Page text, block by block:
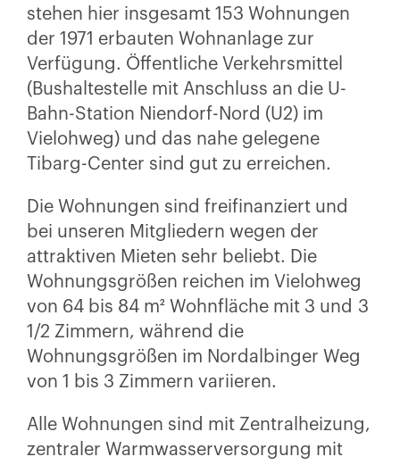
stehen hier insgesamt 153 Wohnungen
der 1971 erbauten Wohnanlage zur
Verfügung. Öffentliche Verkehrsmittel
(Bushaltestelle mit Anschluss an die U-
Bahn-Station Niendorf-Nord (U2) im
Vielohweg) und das nahe gelegene
Tibarg-Center sind gut zu erreichen.
Die Wohnungen sind freifinanziert und
bei unseren Mitgliedern wegen der
attraktiven Mieten sehr beliebt. Die
Wohnungsgrößen reichen im Vielohweg
von 64 bis 84 m² Wohnfläche mit 3 und 3
1/2 Zimmern, während die
Wohnungsgrößen im Nordalbinger Weg
von 1 bis 3 Zimmern variieren.
Alle Wohnungen sind mit Zentralheizung,
zentraler Warmwasserversorgung mit